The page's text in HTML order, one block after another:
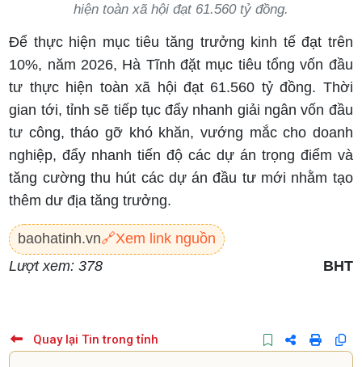
hiện toàn xã hội đạt 61.560 tỷ đồng.
Để thực hiện mục tiêu tăng trưởng kinh tế đạt trên
10%, năm 2026, Hà Tĩnh đặt mục tiêu tổng vốn đầu
tư thực hiện toàn xã hội đạt 61.560 tỷ đồng. Thời
gian tới, tỉnh sẽ tiếp tục đẩy nhanh giải ngân vốn đầu
tư công, tháo gỡ khó khăn, vướng mắc cho doanh
nghiệp, đẩy nhanh tiến độ các dự án trọng điểm và
tăng cường thu hút các dự án đầu tư mới nhằm tạo
thêm dư địa tăng trưởng.
baohatinh.vn🔗Xem link nguồn
Lượt xem: 378
BHT
Quay lại Tin trong tỉnh